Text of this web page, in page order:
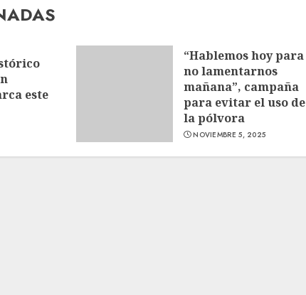
este
“Hablemos hoy para
no lamentarnos
mañana”, campaña
para evitar el uso de
la pólvora
NOVIEMBRE 5, 2025